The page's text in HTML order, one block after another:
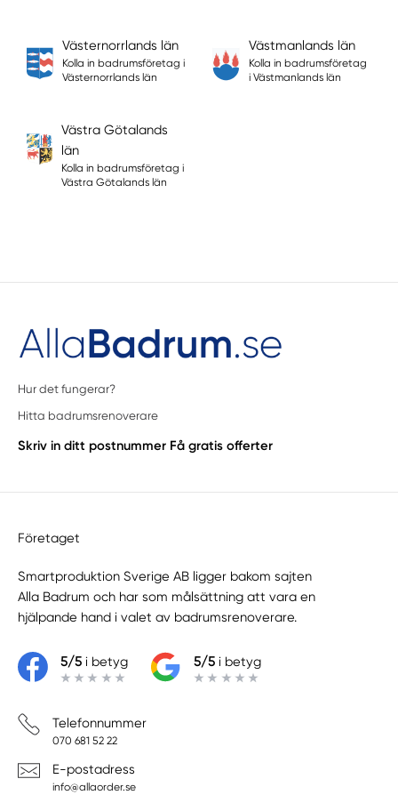
Västernorrlands län
Kolla in badrumsföretag i
Västernorrlands län
Västmanlands län
Kolla in badrumsföretag
i Västmanlands län
Västra Götalands
län
Kolla in badrumsföretag i
Västra Götalands län
Hur det fungerar?
Hitta badrumsrenoverare
Skriv in ditt postnummer Få gratis offerter
Företaget
Smartproduktion Sverige AB ligger bakom sajten
Alla Badrum och har som målsättning att vara en
hjälpande hand i valet av badrumsrenoverare.
5/5i betyg 5/5i betyg
Telefonnummer
070 681 52 22
E-postadress
info@allaorder.se